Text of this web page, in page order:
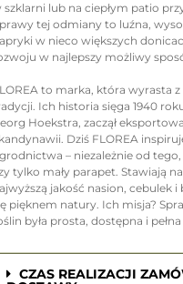
szklarni lub na ciepłym patio
tej odmiany to luźna,
w nieco większych
w najlepszy możliwy
to marka, która wyrasta
Ich historia sięga 1940
Hoekstra, zaczął
Dziś FLOREA
– niezależnie od
tylko mały parapet. Stawiają
jakość nasion, cebulek i
pięknem natury. Ich misja?
była prosta, dostępna i
CZAS REALIZACJI